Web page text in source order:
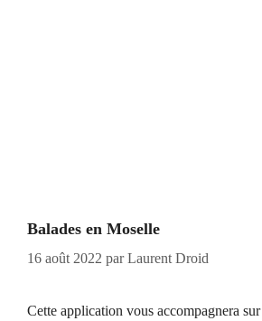
Balades en Moselle
16 août 2022 parLaurent Droid
Cette application vous accompagnera